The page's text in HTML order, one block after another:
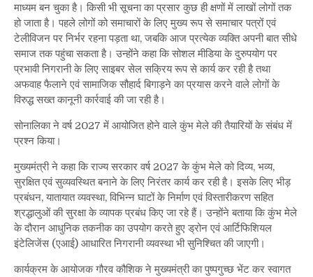
माध्यम बन चुका है। किसी भी सूचना का प्रसार कुछ ही क्षणों में लाखों लोगों तक
हो जाता है। पहले लोगों को समाचारों के लिए मुख्य रूप से समाचार पत्रों एवं
टेलीविजन पर निर्भर रहना पड़ता था, जबकि आज प्रत्येक व्यक्ति अपनी बात सीधे
समाज तक पहुंचा सकता है। उन्होंने कहा कि सोशल मीडिया के दुरुपयोग पर
प्रभावी निगरानी के लिए साइबर सेल सक्रिय रूप से कार्य कर रही है तथा
अफवाह फैलाने एवं सामाजिक सौहार्द बिगाड़ने का प्रयास करने वाले लोगों के
विरुद्ध सख्त कानूनी कार्रवाई की जा रही है।
सोनालिका ने वर्ष 2027 में आयोजित होने वाले कुंभ मेले की तैयारियों के संबंध में
प्रश्न किया।
मुख्यमंत्री ने कहा कि राज्य सरकार वर्ष 2027 के कुंभ मेले को दिव्य, भव्य,
सुरक्षित एवं सुव्यवस्थित बनाने के लिए निरंतर कार्य कर रही है। इसके लिए भीड़
प्रबंधन, यातायात व्यवस्था, विभिन्न घाटों के निर्माण एवं विस्तारीकरण सहित
श्रद्धालुओं की सुरक्षा के व्यापक प्रबंध किए जा रहे हैं। उन्होंने बताया कि कुंभ मेले
के दौरान आधुनिक तकनीक का उपयोग करते हुए ड्रोन एवं आर्टिफिशियल
इंटेलिजेंस (एआई) आधारित निगरानी व्यवस्था भी सुनिश्चित की जाएगी।
कार्यक्रम के आयोजक गौरव कौशिक ने मुख्यमंत्री का पुष्पगुच्छ भेंट कर स्वागत